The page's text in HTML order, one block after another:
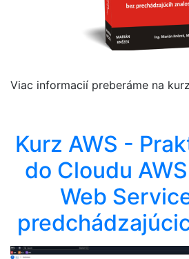
Viac informacií preberáme na
Kurz AWS -
do Cloudu
Web